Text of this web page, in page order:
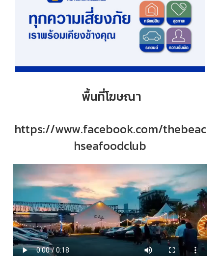
พื้นที่โฆษณา
https://www.facebook.com/thebeac
hseafoodclub